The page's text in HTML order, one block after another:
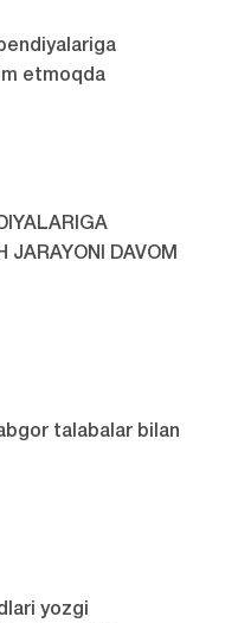
etmoqda
JARAYONI DAVOM
talabalar bilan
yozgi